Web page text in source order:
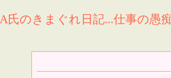
A氏のきまぐれ日記...仕事の愚